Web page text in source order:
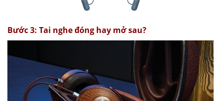
Bước 3: Tai nghe đóng hay mở sau?